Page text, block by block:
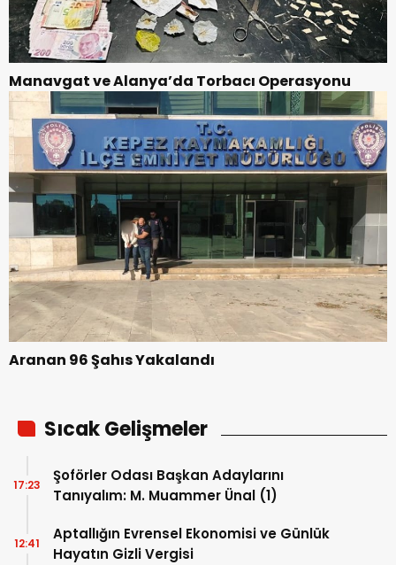
Manavgat ve Alanya’da Torbacı Operasyonu
Aranan 96 Şahıs Yakalandı
Sıcak Gelişmeler
Şoförler Odası Başkan Adaylarını
Tanıyalım: M. Muammer Ünal (1)
17:23
Aptallığın Evrensel Ekonomisi ve Günlük
Hayatın Gizli Vergisi
12:41